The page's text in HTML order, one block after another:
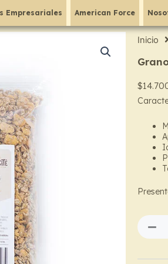
Empresariales American Force
Inicio
$